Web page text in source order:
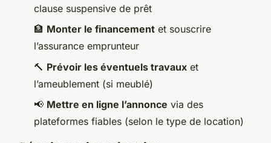
clause suspensive de prêt
🏦 Monter le financement et souscrire
l’assurance emprunteur
🔨 Prévoir les éventuels travaux et
l’ameublement (si meublé)
📢 Mettre en ligne l’annonce via des
plateformes fiables (selon le type de location)